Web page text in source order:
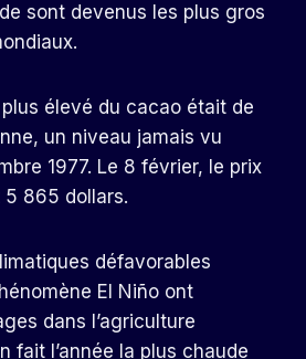
sont devenus les plus gros
élevé du cacao était de
un niveau jamais vu
1977. Le 8 février, le prix
865 dollars.
défavorables
El Niño ont
dans l’agriculture
fait l’année la plus chaude